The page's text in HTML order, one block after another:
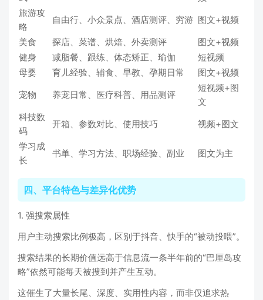
旅游攻
略
自由行、小众景点、酒店测评、穷游 图文+视频
美食
探店、菜谱、烘焙、外卖测评
图文+视频
健身
减脂餐、跟练、体态矫正、瑜伽
短视频
母婴
育儿经验、辅食、早教、孕期日常
图文+视频
宠物
养宠日常、医疗科普、用品测评
短视频+图
文
科技数
码
开箱、参数对比、使用技巧
视频+图文
学习成
长
书单、学习方法、职场经验、副业 图文为主
四、平台特色与差异化优势
1. 强搜索属性
用户主动搜索比例极高，区别于抖音、快手的“被动投喂”。
搜索结果的长期价值远高于信息流一条半年前的“巴厘岛攻
略”依然可能每天被搜到并产生互动。
这催生了大量长尾、深度、实用性内容，而非仅追求热